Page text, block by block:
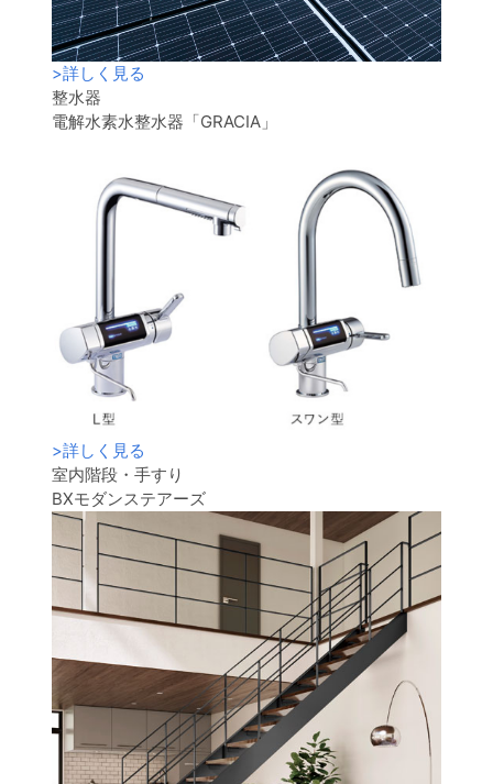
>詳しく見る
整水器
電解水素水整水器「GRACIA」
>詳しく見る
室内階段・手すり
BXモダンステアーズ